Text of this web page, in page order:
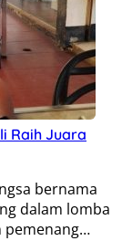
Raih Juara
bernama
dalam lomba
pemenang…